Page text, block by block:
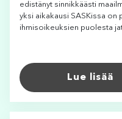
edistänyt sinnikkäästi
yksi aikakausi SASKissa on
ihmisoikeuksien puolesta
Lue lisää